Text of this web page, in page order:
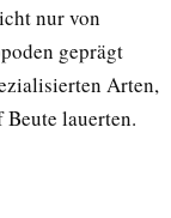
nur von
geprägt
Arten,
Beute lauerten.